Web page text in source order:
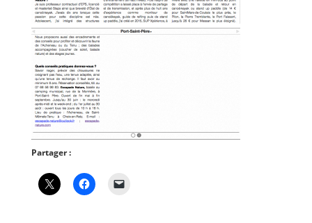
Partager :